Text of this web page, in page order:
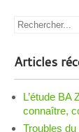
Articles
L’étude BA
connaître,
Troubles